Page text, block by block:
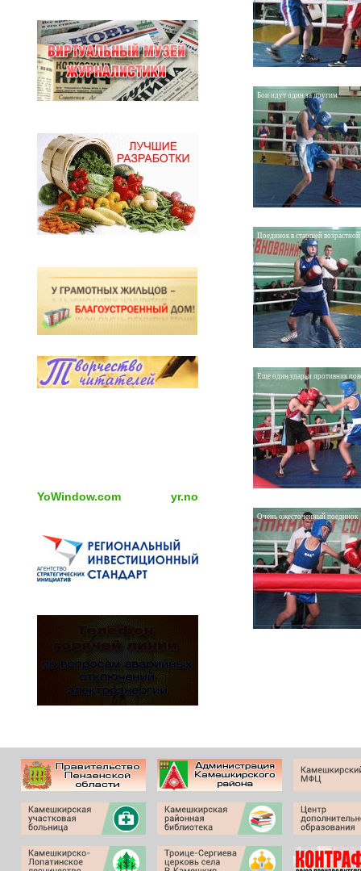
YoWindow.com yr.no
Бои идут один за другим
Поединок в старшей
Еще один удар, и противник
Очень ожесточенный поединок